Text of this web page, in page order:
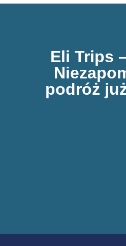
Eli Trips
podróż